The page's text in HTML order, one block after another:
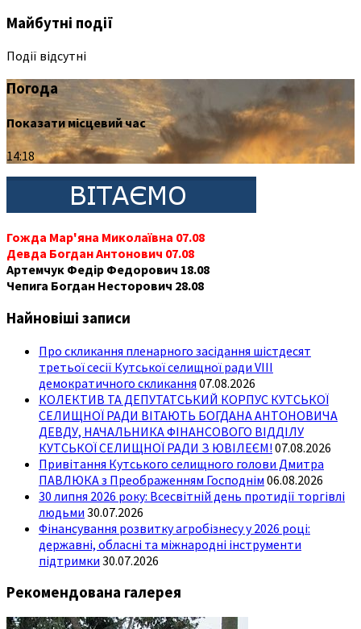
Майбутні події
Події відсутні
Погода
Показати місцевий час
14:18
Гожда Мар'яна Миколаївна 07.08
Девда Богдан Антонович 07.08
Артемчук Федір Федорович 18.08
Чепига Богдан Несторович 28.08
Найновіші записи
Про скликання пленарного засідання шістдесят
третьої сесії Кутської селищної ради VIII
демократичного скликання 07.08.2026
КОЛЕКТИВ ТА ДЕПУТАТСЬКИЙ КОРПУС КУТСЬКОЇ
СЕЛИЩНОЇ РАДИ ВІТАЮТЬ БОГДАНА АНТОНОВИЧА
ДЕВДУ, НАЧАЛЬНИКА ФІНАНСОВОГО ВІДДІЛУ
КУТСЬКОЇ СЕЛИЩНОЇ РАДИ З ЮВІЛЕЄМ! 07.08.2026
Привітання Кутського селищного голови Дмитра
ПАВЛЮКА з Преображенням Господнім 06.08.2026
30 липня 2026 року: Всесвітній день протидії торгівлі
людьми 30.07.2026
Фінансування розвитку агробізнесу у 2026 році:
державні, обласні та міжнародні інструменти
підтримки 30.07.2026
Рекомендована галерея